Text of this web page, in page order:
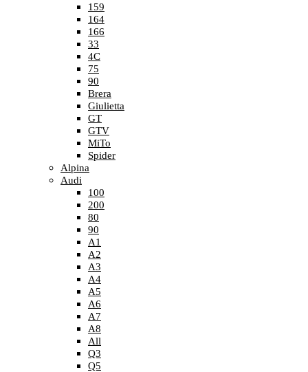
159
164
166
33
4C
75
90
Brera
Giulietta
GT
GTV
MiTo
Spider
Alpina
Audi
100
200
80
90
A1
A2
A3
A4
A5
A6
A7
A8
All
Q3
Q5